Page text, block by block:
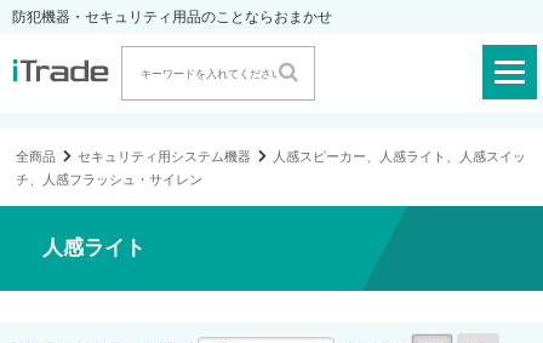
防犯機器・セキュリティ用品のことならおまかせ
全商品 セキュリティ用システム機器
人感スピーカー、人感ライト、人感スイッ
チ、人感フラッシュ・サイレン
人感ライト